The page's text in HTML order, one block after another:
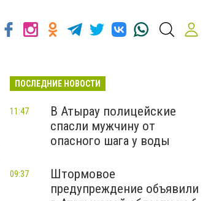
ПОСЛЕДНИЕ НОВОСТИ
В Атырау полицейские
спасли мужчину от
опасного шага у воды
11:47
Штормовое
предупреждение объявили
09:37